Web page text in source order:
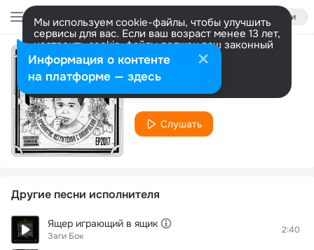
Войти
Мы используем cookie-файлы, чтобы улучшить
сервисы для вас. Если ваш возраст менее 13 лет,
настроить cookie-файлы должен ваш законный
представитель. Больше информации
Разрешить все Настроить
Одно но
Заги Бок
Слушать
Другие песни исполнителя
Ящер играющий в ящик
Заги Бок
2:40
Информация о контенте
на платформе — здесь